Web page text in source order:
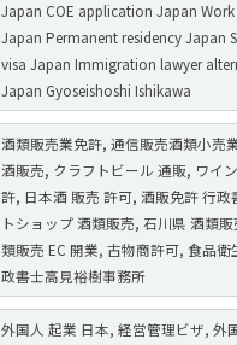
Japan COE application Japan Work
Japan Permanent residency Japan
visa Japan Immigration lawyer
Japan Gyoseishoshi Ishikawa
酒類販売業免許, 通信販売酒類小売
酒販売, クラフトビール 通販, ワイ
許, 日本酒 販売 許可, 酒販免許 行政
トショップ 酒類販売, 石川県 酒類
類販売 EC 開業, 古物商許可, 食品衛
政書士高見裕樹事務所
外国人 起業 日本, 経営管理ビザ, 外